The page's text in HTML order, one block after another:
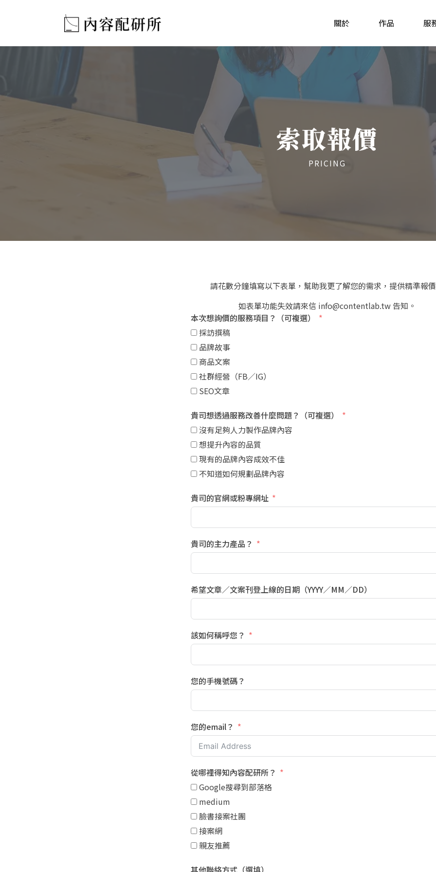
關於 作品 服
索取報價
PRICING
請花數分鐘填寫以下表單，幫助我更了解您的需求，提供精準報
如表單功能失效請來信 info@contentlab.tw 告知。
本次想詢價的服務項目？（可複選）
採訪撰稿
品牌故事
商品文案
社群經營（FB／IG）
SEO文章
貴司想透過服務改善什麼問題？（可複選）
沒有足夠人力製作品牌內容
想提升內容的品質
現有的品牌內容成效不佳
不知道如何規劃品牌內容
貴司的官網或粉專網址
貴司的主力產品？
希望文章／文案刊登上線的日期（YYYY／MM／DD）
該如何稱呼您？
您的手機號碼？
您的email？
從哪裡得知內容配研所？
Google搜尋到部落格
medium
臉書接案社團
接案網
親友推薦
其他聯絡方式（選填）